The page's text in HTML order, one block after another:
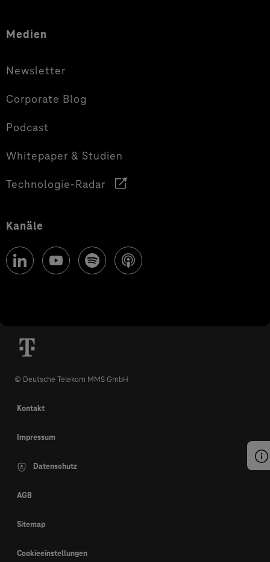
Medien
Newsletter
Corporate Blog
Podcast
Whitepaper & Studien
Technologie-Radar
Kanäle
© Deutsche Telekom MMS GmbH
Kontakt
Impressum
Datenschutz
AGB
Sitemap
Cookieeinstellungen